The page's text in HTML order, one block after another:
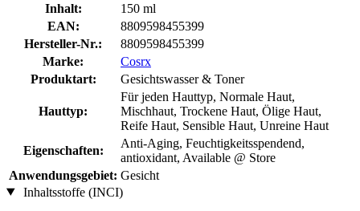
Inhalt:
150 ml
EAN:
8809598455399
Hersteller-Nr.:
8809598455399
Marke:
Cosrx
Produktart:
Gesichtswasser & Toner
Hauttyp:
Für jeden Hauttyp, Normale Haut,
Mischhaut, Trockene Haut, Ölige Haut,
Reife Haut, Sensible Haut, Unreine Haut
Eigenschaften:
Anti-Aging, Feuchtigkeitsspendend,
antioxidant, Available @ Store
Anwendungsgebiet: Gesicht
Inhaltsstoffe (INCI)